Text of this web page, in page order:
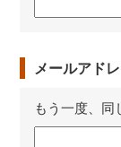
メールアド
もう一度、同